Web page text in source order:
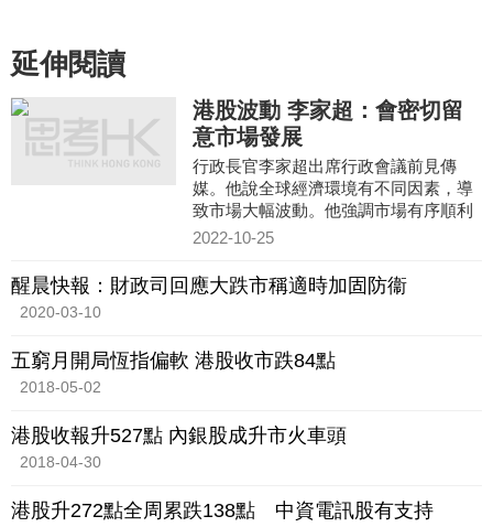
延伸閱讀
港股波動 李家超：會密切留
意市場發展
行政長官李家超出席行政會議前見傳
媒。他說全球經濟環境有不同因素，導
致市場大幅波動。他強調市場有序順利
進行，政府會密切留意市場發展。
2022-10-25
醒晨快報：財政司回應大跌市稱適時加固防衞
2020-03-10
五窮月開局恆指偏軟 港股收市跌84點
2018-05-02
港股收報升527點 內銀股成升市火車頭
2018-04-30
港股升272點全周累跌138點 中資電訊股有支持